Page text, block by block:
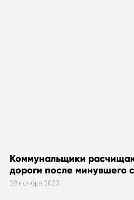
Коммунальщики
дороги после минувшего
28 ноября 2023